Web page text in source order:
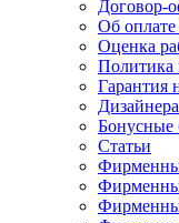
Договор-
Об
Оценка
Политика
Гарантия
Бонусные
Статьи